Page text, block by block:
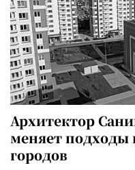
Архитектор
меняет подходы
городов